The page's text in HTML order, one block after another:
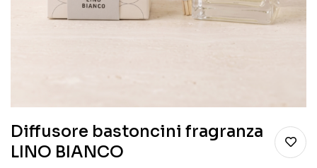
Diffusore bastoncini fragranza
LINO BIANCO